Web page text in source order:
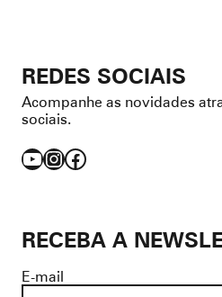
REDES SOCIAIS
Acompanhe as novidades
sociais.
YouTube
Instagram
Facebook
RECEBA A
E-mail